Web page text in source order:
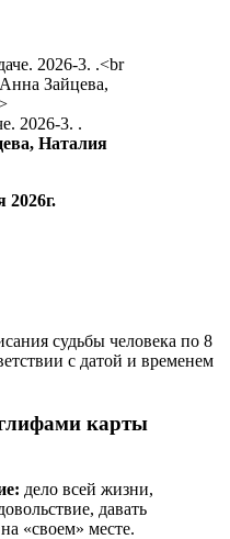
2026-3. .
Наталия
2026г.
судьбы человека по 8
с датой и временем
карты
дело всей жизни,
давать
«своем» месте.